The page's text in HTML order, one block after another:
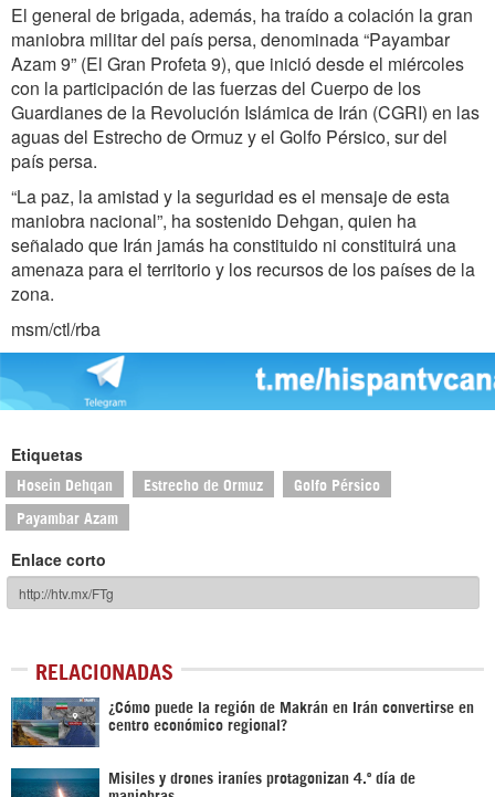
El general de brigada, además, ha traído a colación la gran
maniobra militar del país persa, denominada “Payambar
Azam 9” (El Gran Profeta 9), que inició desde el miércoles
con la participación de las fuerzas del Cuerpo de los
Guardianes de la Revolución Islámica de Irán (CGRI) en las
aguas del Estrecho de Ormuz y el Golfo Pérsico, sur del
país persa.
“La paz, la amistad y la seguridad es el mensaje de esta
maniobra nacional”, ha sostenido Dehgan, quien ha
señalado que Irán jamás ha constituido ni constituirá una
amenaza para el territorio y los recursos de los países de la
zona.
msm/ctl/rba
Etiquetas
Hosein Dehqan Estrecho de Ormuz Golfo Pérsico
Payambar Azam
Enlace corto
RELACIONADAS
¿Cómo puede la región de Makrán en Irán convertirse en
centro económico regional?
Misiles y drones iraníes protagonizan 4.º día de
maniobras